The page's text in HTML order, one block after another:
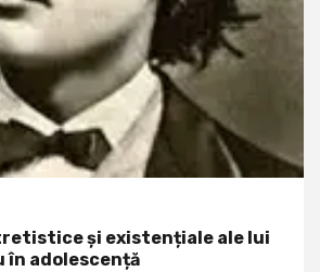
și existențiale ale lui
în adolescență